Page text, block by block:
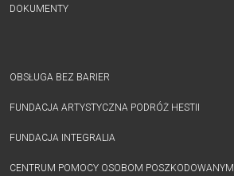
DOKUMENTY
OBSŁUGA BEZ BARIER
FUNDACJA ARTYSTYCZNA PODRÓŻ HESTII
FUNDACJA INTEGRALIA
CENTRUM POMOCY OSOBOM POSZKODOWANYM